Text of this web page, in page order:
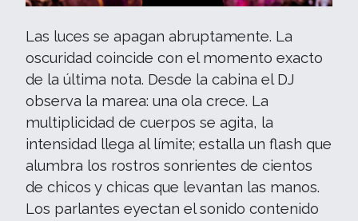
Las luces se apagan abruptamente. La
oscuridad coincide con el momento exacto
de la última nota. Desde la cabina el DJ
observa la marea: una ola crece. La
multiplicidad de cuerpos se agita, la
intensidad llega al límite; estalla un flash que
alumbra los rostros sonrientes de cientos
de chicos y chicas que levantan las manos.
Los parlantes eyectan el sonido contenido